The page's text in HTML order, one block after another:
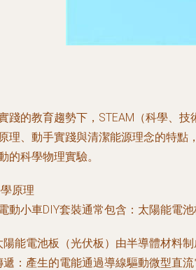
踐的教育趨勢下，STEAM（科學、
理、動手實踐與清潔能源理念的特
的科學物理實驗。
原理
動小車DIY套裝通常包含：太陽能電
陽能電池板（光伏板）由半導體材料
遞 ：產生的電能通過導線驅動微型直